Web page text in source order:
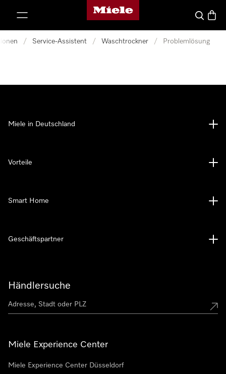
Miele-Homepage
Suche
/ Service-Assistent / Waschtrockner / Problemlösung
Händlersuche
Miele Experience Center
Miele Experience Center Düsseldorf
Miele in Deutschland
Vorteile
Smart Home
Geschäftspartner